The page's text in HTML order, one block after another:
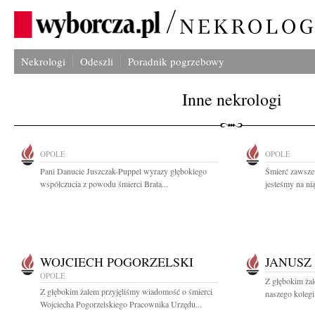
Nekrologi Odeszli Poradnik pogrzebowy
Inne nekrologi
OPOLE
Pani Danucie Juszczak-Puppel wyrazy głębokiego
współczucia z powodu śmierci Brata...
OPOLE
Śmierć
jesteśmy na
WOJCIECH POGORZELSKI
OPOLE
Z głębokim żalem przyjęliśmy wiadomość o śmierci
Wojciecha Pogorzelskiego Pracownika Urzędu...
Z głębokim
naszego